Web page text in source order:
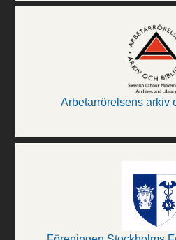
Arbetarrörelsens arkiv